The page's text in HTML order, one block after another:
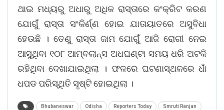
ଥାଇ ମଧ୍ୟରୁ ଅଧାରୁ ଅଧିକ ରାସ୍ତାରେ କଂକ୍ରିଟ କରଣ
ଯୋଗୁଁ ରାସ୍ତା ସଂକିର୍ଣ୍ଣ ହୋଇ ଯାତାୟାତରେ ଅସୁବିଧା
ହେଉଛି । ତେଣୁ ରାସ୍ତା ଜାମ ଯୋଗୁଁ ଆଜି ରୋଗୀ ନେଇ
ଆସୁଥିବା ୧୦୮ ଆମ୍ବଲାନ୍ସ ଅଧଘଣ୍ଟା ସମୟ ଧରି ଅଟକି
ରହିଥିବା ଦେଖାଯାଇଥିଲା । ଫଳରେ ଘଟଣାସ୍ଥଳରେ ଧାଁ
ଧପଡ ପରିସ୍ଥିତି ସୃଷ୍ଟି ହୋଇଥିଲା ।
Bhubaneswar Odisha Reporters Today Smruti Ranjan